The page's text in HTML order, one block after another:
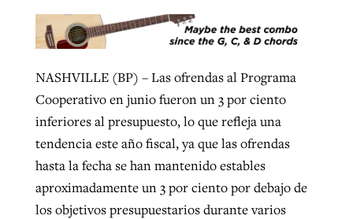
NASHVILLE (BP) – Las ofrendas al Programa
Cooperativo en junio fueron un 3 por ciento
inferiores al presupuesto, lo que refleja una
tendencia este año fiscal, ya que las ofrendas
hasta la fecha se han mantenido estables
aproximadamente un 3 por ciento por debajo de
los objetivos presupuestarios durante varios
West Virginia church works to reclaim
its community
Karen L. Willoughby August 5, 2026
READ MORE
Post-COVID Perspective: Religious
liberty affirmed by courts during
pandemic
ByTom Strode, postedApril 12, 2023
READ MORE
Nolan’s ‘The Odyssey’ misses in key
areas, says Southeastern professor
ByScott Barkley, postedJuly 31, 2026
Report shows growing challenges for
religious freedom around the world
ByFaith Pratt/Baptist Standard, postedAugust 5, 2026
READ MORE